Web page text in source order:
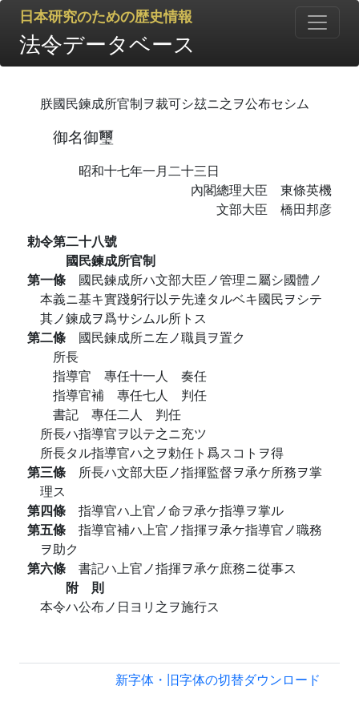
日本研究のための歴史情報
法令データベース
朕國民鍊成所官制ヲ裁可シ玆ニ之ヲ公布セシム
御名御璽
昭和十七年一月二十三日
內閣總理大臣 東條英機
文部大臣 橋田邦彦
勅令第二十八號
國民鍊成所官制
第一條 國民鍊成所ハ文部大臣ノ管理ニ屬シ國體ノ
本義ニ基キ實踐躬行以テ先達タルベキ國民ヲシテ
其ノ鍊成ヲ爲サシムル所トス
第二條 國民鍊成所ニ左ノ職員ヲ置ク
所長
指導官 專任十一人 奏任
指導官補 專任七人 判任
書記 專任二人 判任
所長ハ指導官ヲ以テ之ニ充ツ
所長タル指導官ハ之ヲ勅任ト爲スコトヲ得
第三條 所長ハ文部大臣ノ指揮監督ヲ承ケ所務ヲ掌
理ス
第四條 指導官ハ上官ノ命ヲ承ケ指導ヲ掌ル
第五條 指導官補ハ上官ノ指揮ヲ承ケ指導官ノ職務
ヲ助ク
第六條 書記ハ上官ノ指揮ヲ承ケ庶務ニ從事ス
附 則
本令ハ公布ノ日ヨリ之ヲ施行ス
新字体・旧字体の切替ダウンロード